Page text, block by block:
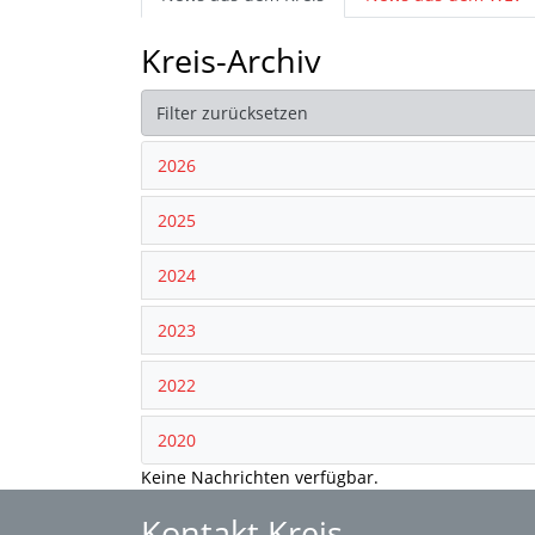
Kreis-Archiv
Filter zurücksetzen
2026
2025
2024
2023
2022
2020
Keine Nachrichten verfügbar.